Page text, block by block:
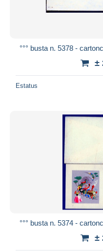
°°° busta n. 5378 -
±
Estatus
°°° busta n. 5374 -
±